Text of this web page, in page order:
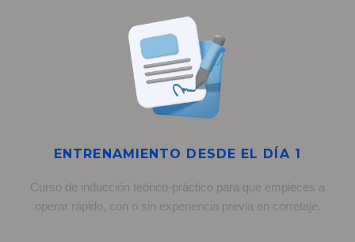
ENTRENAMIENTO DESDE EL DÍA 1
Curso de inducción teórico-práctico para que empieces a
operar rápido, con o sin experiencia previa en corretaje.